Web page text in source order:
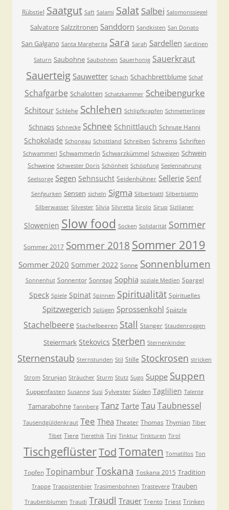
Rübstiel Saatgut Saft Salami Salat Salbei Salomonssiegel
Salvatore Salzzitronen Sanddorn Sandkisten San Donato
San Galgano Santa Margherita Sara Sarah Sardellen Sardinen
Saturn Saubohne Saubohnen Sauerhonig Sauerkraut
Sauerteig Sauwetter Schach Schachbrettblume Schaf
Schafgarbe Schalotten Schatzkammer Scheibengurke
Schitour Schlehe Schlehen Schlipfkrapfen Schmetterlinge
Schnaps Schnecke Schnee Schnittlauch Schnute Hanni
Schokolade Schongau Schottland Schreiben Schrems Schriften
Schwammerl Schwammerln Schwarzkümmel Schweigen Schwein
Schweine Schwester Doris Schönheit Schöpfung Seelennahrung
Seelsorge Segen Sehnsucht Seidenhühner Sellerie Senf
Senfgurken Sensen sicheln Sigma Silberblattl Silberblattln
Silberwasser Silvester Silvia Silvretta Sirolo Sirup Sizilianer
Slowenien Slow food Socken Solidarität Sommer
Sommer 2017 Sommer 2018 Sommer 2019
Sommer 2020 Sommer 2022 Sonne Sonnenblumen
Sonnenhut Sonnentor Sonntag Sophia soziale Medien Spargel
Speck Spiele Spinat Spinnen Spiritualität Spirituelles
Spitzwegerich Splügen Sprossenkohl Spätzle
Stachelbeere Stachelbeeren Stall Stanger Staudenroggen
Steiermark Stekovics Sterben Sternenkinder
Sternenstaub Sternstunden Stil Stille Stockrosen stricken
Strom Strunjan Sträucher Sturm Stutz Sugo Suppe Suppen
Suppenfasten Susanne Susi Sylvester Süden Taglilien Talente
Tamarabohne Tannberg Tanz Tarte Tau Taubnessel
Tausendgüldenkraut Tee Thea Theater Thomas Thymian Tiber
Tibet Tiere Tierethik Tini Tinktur Tinkturen Tirol
TischgeflüsterTodTomaten Tomatillos Ton
Topfen Topinambur Toskana Toskana 2015 Tradition
Trappe Trappistenbier Trasimenbohnen Trastevere Trauben
Traubenblumen Traudi Traudl Trauer Trento Triest Trinken